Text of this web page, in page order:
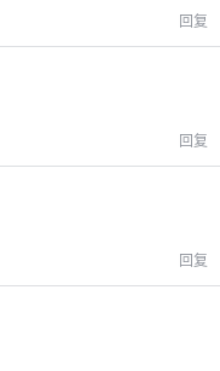
回复
回复
回复